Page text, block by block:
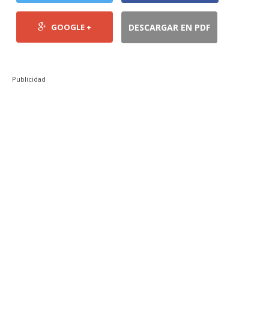
GOOGLE + DESCARGAR EN PDF
Publicidad